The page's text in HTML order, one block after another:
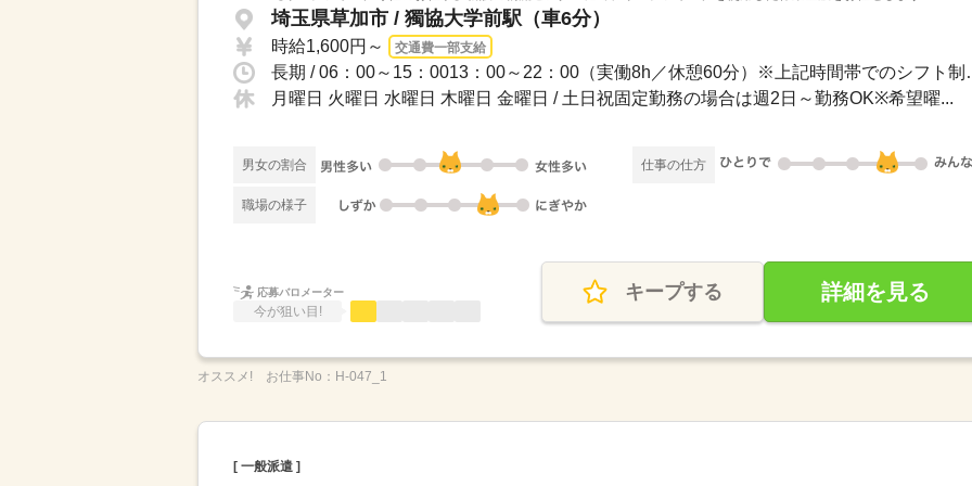
埼玉県草加市 / 獨協大学前駅（車6分）
時給1,600円～ 交通費一部支給
長期 / 06：00～15
月曜日 火曜日 水曜日 木曜日 金曜日 / 土日祝固定勤務の場合は週2日～勤務OK※希望曜...
男女の割合 仕事の仕方
職場の様子
応募バロメーター
今が狙い目!
キープする 詳細を見る
オススメ! お仕事No： H-047_1
[ 一般派遣 ]